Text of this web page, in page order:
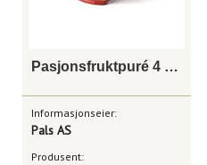
Pasjonsfruktpuré 4 x 1 kg
Informasjonseier:
Pals AS
Produsent: